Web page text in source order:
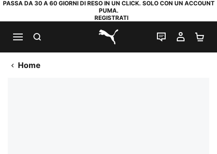
PASSA DA 30 A 60 GIORNI DI RESO IN UN CLICK. SOLO CON UN ACCOUNT
PUMA.
REGISTRATI
PUMA.com
CHAT IL MIO
Home